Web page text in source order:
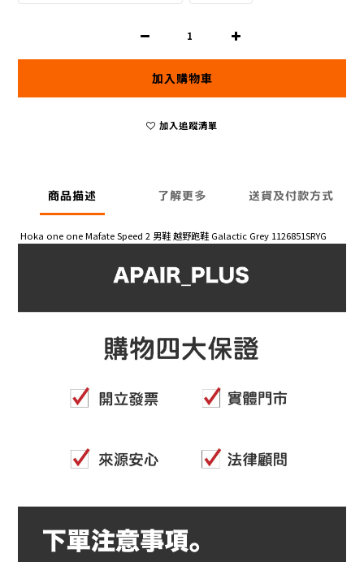
加入購物車
加入追蹤清單
商品描述 了解更多 送貨及付款方式
Hoka one one Mafate Speed 2 男鞋 越野跑鞋 Galactic Grey 1126851SRYG